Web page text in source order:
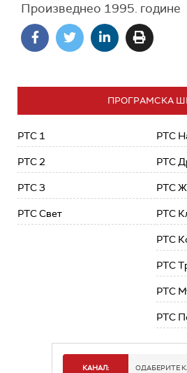
Произведнео 1995. године
ПРОГРАМСКА
РТС 1
РТС 2
РТС 3
РТС Свет
РТС
РТС
РТС
РТС
РТС
РТС
РТС
РТС
КАНАЛ: ОДАБЕРИТЕ